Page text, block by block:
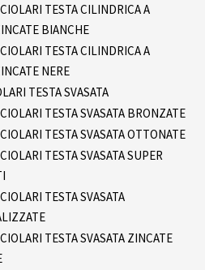
TESTA CILINDRICA A
BIANCHE
TESTA CILINDRICA A
NERE
TESTA SVASATA
TESTA SVASATA BRONZATE
TESTA SVASATA OTTONATE
TESTA SVASATA SUPER
TESTA SVASATA
TESTA SVASATA ZINCATE